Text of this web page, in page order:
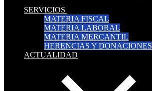
SERVICIOS
MATERIA FISCAL
MATERIA LABORAL
MATERIA MERCANTIL
HERENCIAS Y DONACIONES
ACTUALIDAD